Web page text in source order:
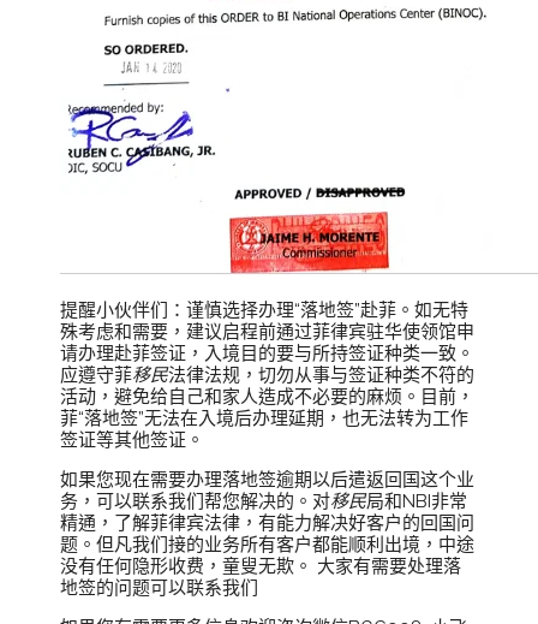
提醒小伙伴们：谨慎选择办理“落地签”赴菲。如无特
殊考虑和需要，建议启程前通过菲律宾驻华使领馆申
请办理赴菲签证，入境目的要与所持签证种类一致。
应遵守菲移民法律法规，切勿从事与签证种类不符的
活动，避免给自己和家人造成不必要的麻烦。目前，
菲“落地签”无法在入境后办理延期，也无法转为工作
签证等其他签证。
如果您现在需要办理落地签逾期以后遣返回国这个业
务，可以联系我们帮您解决的。对移民局和NBI非常
精通，了解菲律宾法律，有能力解决好客户的回国问
题。但凡我们接的业务所有客户都能顺利出境，中途
没有任何隐形收费，童叟无欺。 大家有需要处理落
地签的问题可以联系我们